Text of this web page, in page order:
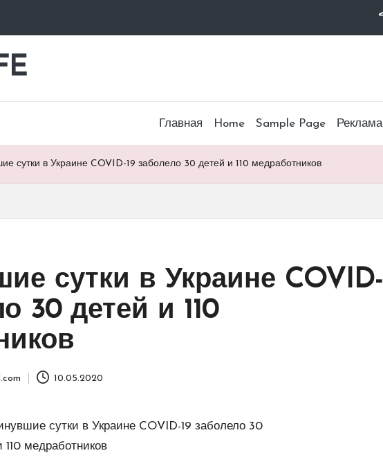
Главная Home Sample Page Реклама
сутки в Украине COVID-19 заболело 30 детей и 110 медработников
сутки в Украине COVID-
30 детей и 110
10.05.2020